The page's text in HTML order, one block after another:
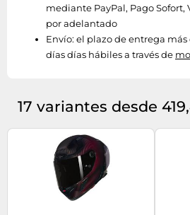
mediante PayPal, Pago Sofort,
por adelantado
Envío: el plazo de entrega más
días días hábiles a través de
17 variantes desde